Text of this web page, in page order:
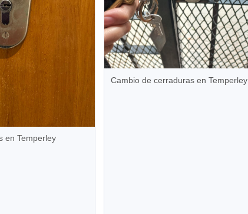
en Temperley
Cambio de cerraduras en Temperley